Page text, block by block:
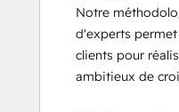
Notre
d'experts
clients pour
ambitieux de